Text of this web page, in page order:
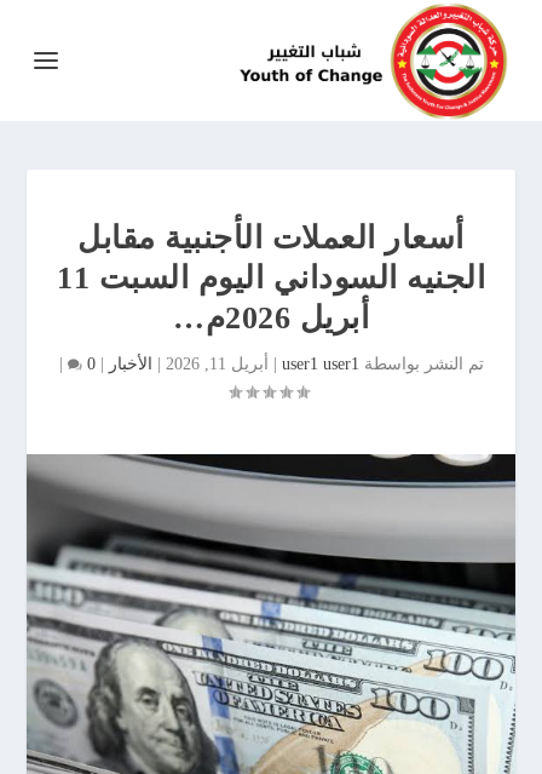
أسعار العملات الأجنبية مقابل
الجنيه السوداني اليوم السبت 11
أبريل 2026م…
تم النشر بواسطة user1 user1 أبريل 11, 2026 الأخبار |
0